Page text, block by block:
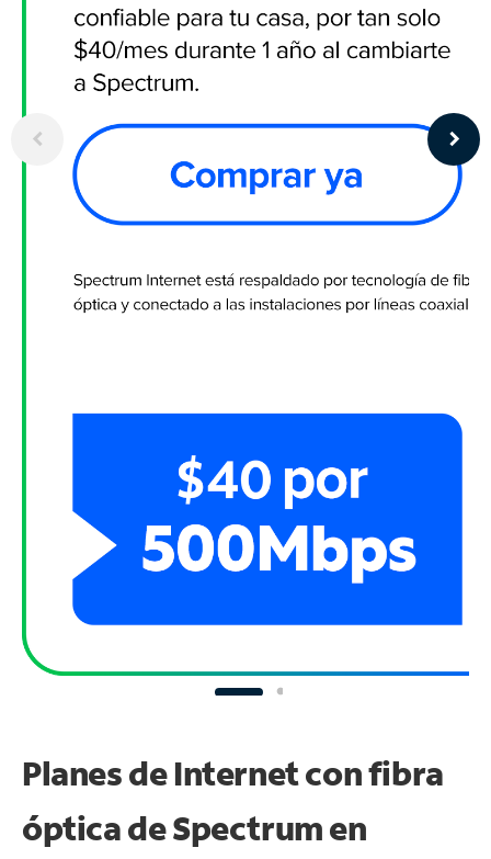
Planes de Internet con fibra
óptica de Spectrum en